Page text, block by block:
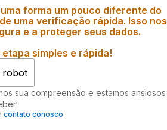
forma um pouco diferente do
uma verificação rápida. Isso nos
e a proteger seus dados.
simples e rápida!
robot
sua compreensão e estamos ansiosos
contato conosco.